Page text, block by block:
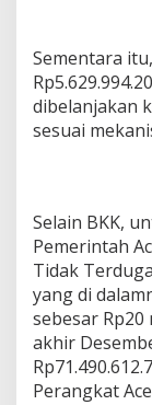
Sementara
dibelanjakan
sesuai
Selain BKK,
Pemerintah
Tidak
yang di
sebesar
akhir
Perangkat